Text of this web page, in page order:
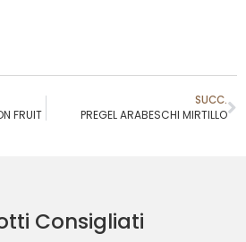
FRUIT
SUCC.
PREGEL ARABESCHI MIRTILLO
Consigliati